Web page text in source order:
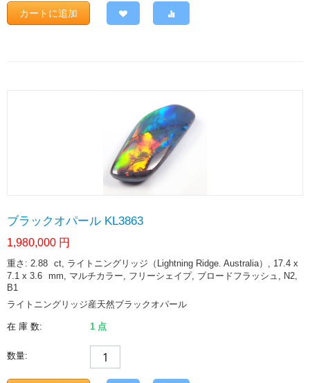
カートに追加
ブラックオパール KL3863
1,980,000 円
重さ: 2.88 ct, ライトニングリッジ（Lightning Ridge. Australia）, 17.4 x
7.1 x 3.6 mm, マルチカラー, フリーシェイプ, ブロードフラッシュ, N2,
B1
ライトニングリッジ産天然ブラックオパール
在 庫 数: 1 点
数量: